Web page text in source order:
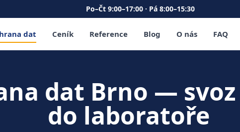
Po–Čt 9:00–17:00 · Pá 8:00–15:30
dat Ceník Reference Blog O nás FAQ
dat Brno —
do laboratoře